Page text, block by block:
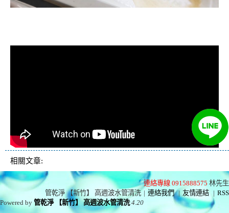
相關文章:
連絡專線 0915888575 林先生
管乾淨 【新竹】 高週波水管清洗 | 連絡我們 | 友情連結 | RSS
Powered by管乾淨 【新竹】 高週波水管清洗 4.20